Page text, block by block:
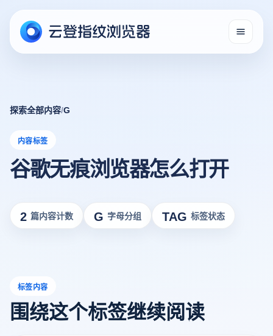
探索全部内容/G
内容标签
谷歌无痕浏览器怎么打开
2 篇内容计数 G 字母分组 TAG 标签状态
标签内容
围绕这个标签继续阅读